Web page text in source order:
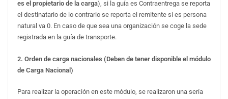
es el propietario de la carga), si la guía es Contraentrega se reporta
el destinatario de lo contrario se reporta el remitente si es persona
natural va 0. En caso de que sea una organización se coge la sede
registrada en la guía de transporte.
2. Orden de carga nacionales (Deben de tener disponible el módulo
de Carga Nacional)
Para realizar la operación en este módulo, se realizaron una sería